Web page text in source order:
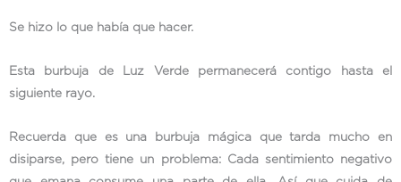
Se hizo lo que había que hacer.
Esta burbuja de Luz Verde permanecerá contigo hasta el
siguiente rayo.
Recuerda que es una burbuja mágica que tarda mucho en
disiparse, pero tiene un problema: Cada sentimiento negativo